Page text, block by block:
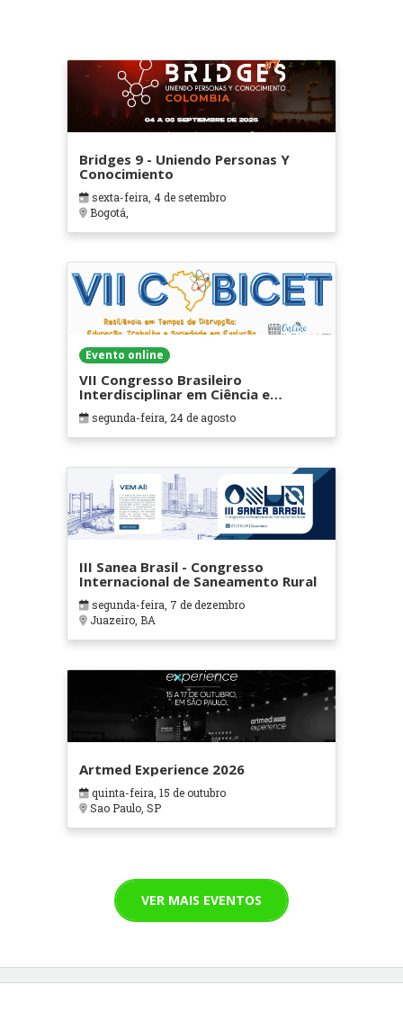
Bridges 9 - Uniendo Personas Y
Conocimiento
sexta-feira, 4 de setembro
Bogotá,
Evento online
VII Congresso Brasileiro
Interdisciplinar em Ciência e
Tecnologia
segunda-feira, 24 de agosto
III Sanea Brasil - Congresso
Internacional de Saneamento Rural
segunda-feira, 7 de dezembro
Juazeiro, BA
Artmed Experience 2026
quinta-feira, 15 de outubro
Sao Paulo, SP
VER MAIS EVENTOS